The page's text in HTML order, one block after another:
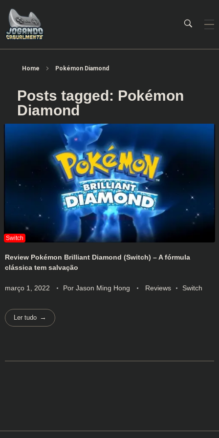
Home Pokémon Diamond
Posts tagged: Pokémon
Diamond
Review Pokémon Brilliant Diamond (Switch) – A fórmula
clássica tem salvação
março 1, 2022 Por Jason Ming Hong Reviews Switch
Ler tudo